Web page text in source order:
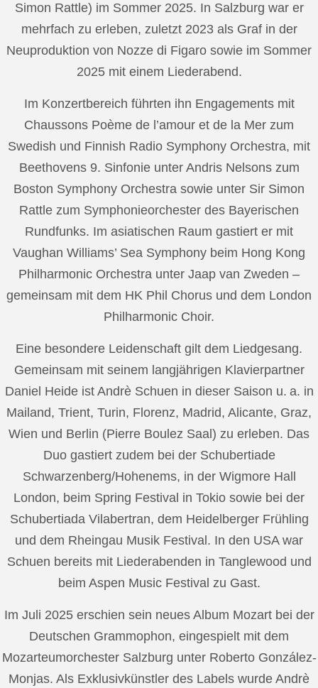
Simon Rattle) im Sommer 2025. In Salzburg war er
mehrfach zu erleben, zuletzt 2023 als Graf in der
Neuproduktion von Nozze di Figaro sowie im Sommer
2025 mit einem Liederabend.
Im Konzertbereich führten ihn Engagements mit
Chaussons Poème de l’amour et de la Mer zum
Swedish und Finnish Radio Symphony Orchestra, mit
Beethovens 9. Sinfonie unter Andris Nelsons zum
Boston Symphony Orchestra sowie unter Sir Simon
Rattle zum Symphonieorchester des Bayerischen
Rundfunks. Im asiatischen Raum gastiert er mit
Vaughan Williams’ Sea Symphony beim Hong Kong
Philharmonic Orchestra unter Jaap van Zweden –
gemeinsam mit dem HK Phil Chorus und dem London
Philharmonic Choir.
Eine besondere Leidenschaft gilt dem Liedgesang.
Gemeinsam mit seinem langjährigen Klavierpartner
Daniel Heide ist Andrè Schuen in dieser Saison u. a. in
Mailand, Trient, Turin, Florenz, Madrid, Alicante, Graz,
Wien und Berlin (Pierre Boulez Saal) zu erleben. Das
Duo gastiert zudem bei der Schubertiade
Schwarzenberg/Hohenems, in der Wigmore Hall
London, beim Spring Festival in Tokio sowie bei der
Schubertiada Vilabertran, dem Heidelberger Frühling
und dem Rheingau Musik Festival. In den USA war
Schuen bereits mit Liederabenden in Tanglewood und
beim Aspen Music Festival zu Gast.
Im Juli 2025 erschien sein neues Album Mozart bei der
Deutschen Grammophon, eingespielt mit dem
Mozarteumorchester Salzburg unter Roberto González-
Monjas. Als Exklusivkünstler des Labels wurde Andrè